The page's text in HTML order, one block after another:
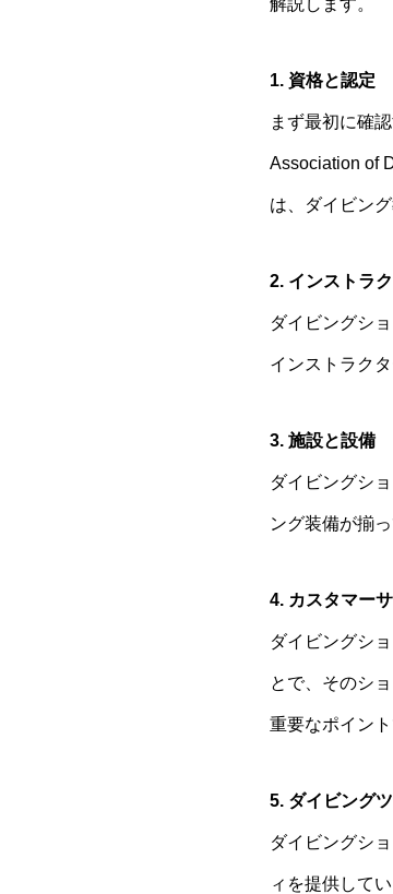
解説します。
1. 資格と認定
まず最初に確
Association of
は、ダイビン
2. インストラ
ダイビングシ
インストラク
3. 施設と設備
ダイビングシ
ング装備が揃
4. カスタマー
ダイビングシ
とで、そのシ
重要なポイント
5. ダイビング
ダイビングシ
ィを提供して